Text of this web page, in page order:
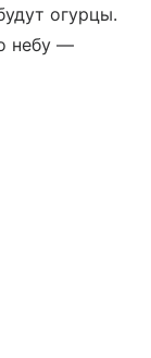
огурцы.
небу —